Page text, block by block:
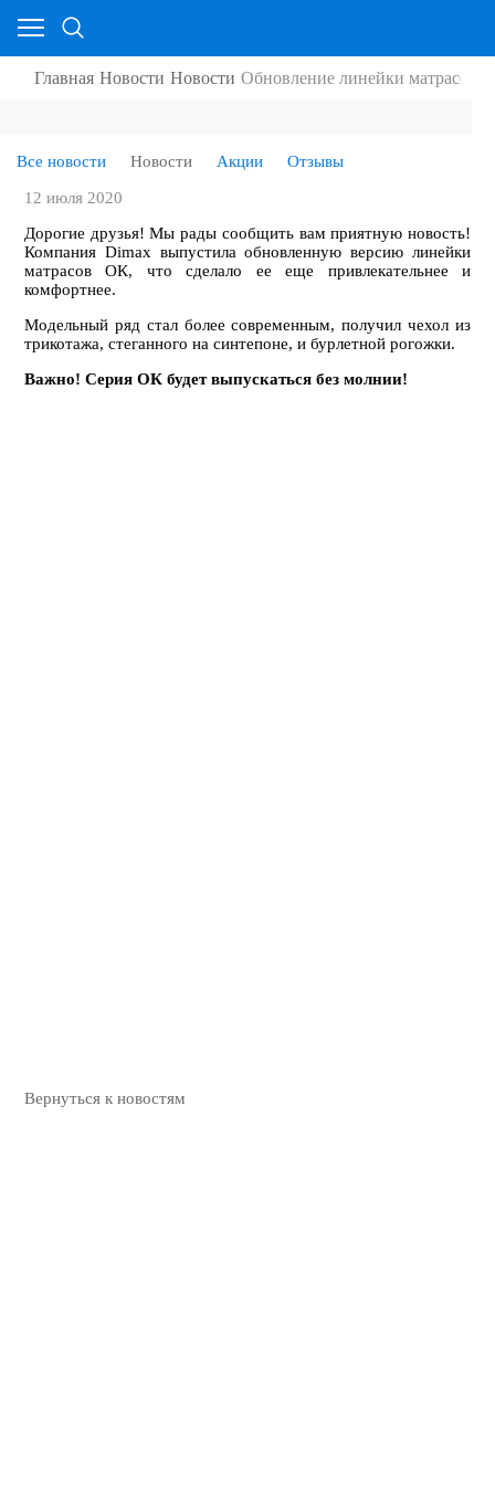
Главная Новости Новости Обновление линейки матрасов
Все новости Новости Акции Отзывы
12 июля 2020
Дорогие друзья! Мы рады сообщить вам приятную новость!
Компания Dimax выпустила обновленную версию линейки
матрасов ОК, что сделало ее еще привлекательнее и
комфортнее.
Модельный ряд стал более современным, получил чехол из
трикотажа, стеганного на синтепоне, и бурлетной рогожки.
Важно! Серия ОК будет выпускаться без молнии!
Вернуться к новостям